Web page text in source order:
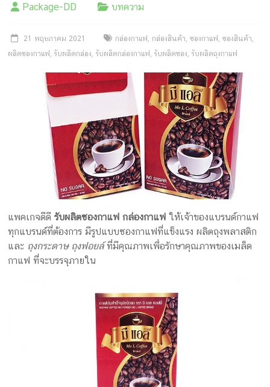
Package-DD บทความ
21 พฤษภาคม 2021 กล่องกาแฟ ,กล่องสินค้า ,ซองกาแฟ ,ซองสินค้า
ผลิตซองกาแฟ
,รับผลิตกล่อง ,รับผลิตกล่องกาแฟ ,รับผลิตซอง ,รับผลิตถุงกาแฟ
แพคเกจดีดีรับผลิตซองกาแฟ กล่องกาแฟ ให้เจ้าของแบรนด์กาแฟ
ทุกแบรนด์ที่ต้องการ มีรูปแบบซองกาแฟที่แข็งแรง ผลิตถุงพลาสติก
และ ถุงกระดาษ ถุงฟอยล์ที่มีคุณภาพเพื่อรักษาคุณภาพของเมล็ด
กาแฟ ที่จะบรรจุภายใน